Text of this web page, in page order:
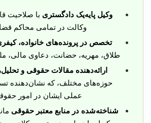
وکیل پایه‌یک دادگستری با صلاحیت
وکالت در تمامی محاکم
تخصص در پرونده‌های خانواده،
طلاق، مهریه، حضانت، دعاوی مالی،
ارائه‌دهنده مقالات حقوقی و
حوزه‌های مختلف، که نشان‌دهنده
عملی ایشان در امور
شناخته‌شده در منابع معتبر حقوقی